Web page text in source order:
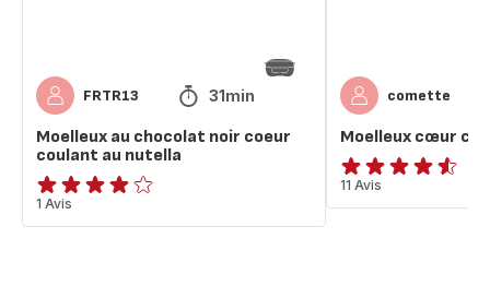
FRTR13 31min
Moelleux au chocolat noir coeur
coulant au nutella
Avis
4
1 Avis
comette
Moelleux cœur
ratings.4.5
11 Avis